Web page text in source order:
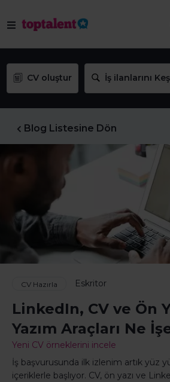
CV oluştur İş ilanlarını
Blog Listesine Dön
CV Hazırla Eskritor
LinkedIn, CV ve Ön
Yazım Araçları Ne
Yeni CV örneklerini incele
İş başvurusunda ilk izlenim artık yüz
içeriklerle başlıyor. CV, ön yazı ve